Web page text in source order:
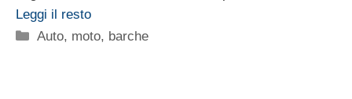
Leggi il resto
Categorie
Auto, moto, barche